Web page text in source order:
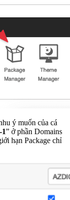
ý muốn của cá
-1” ở phần Domains
hạn Package chỉ